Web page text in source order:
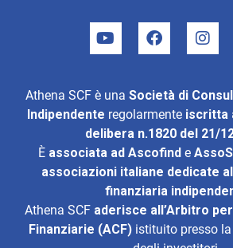
Athena SCF è una Società di
Indipendente regolarmente iscritta
delibera n.1820 del 21/
È associata ad Ascofinde
associazioni italiane dedicate
finanziaria
Athena SCF aderisce all’Arbitro
Finanziarie (ACF)istituito presso la